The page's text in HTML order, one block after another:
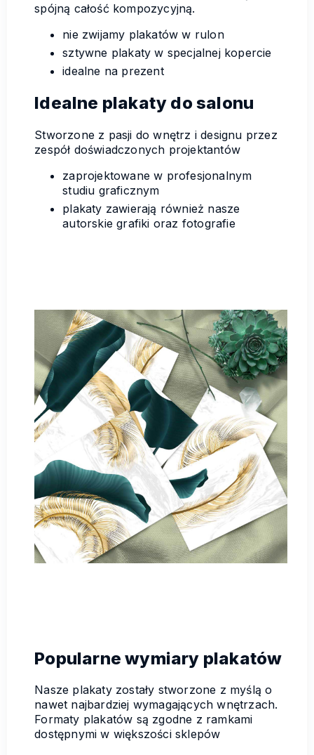
spójną całość kompozycyjną.
nie zwijamy plakatów w rulon
sztywne plakaty w specjalnej kopercie
idealne na prezent
Idealne plakaty do salonu
Stworzone z pasji do wnętrz i designu przez
zespół doświadczonych projektantów
zaprojektowane w profesjonalnym
studiu graficznym
plakaty zawierają również nasze
autorskie grafiki oraz fotografie
Popularne wymiary plakatów
Nasze plakaty zostały stworzone z myślą o
nawet najbardziej wymagających wnętrzach.
Formaty plakatów są zgodne z ramkami
dostępnymi w większości sklepów